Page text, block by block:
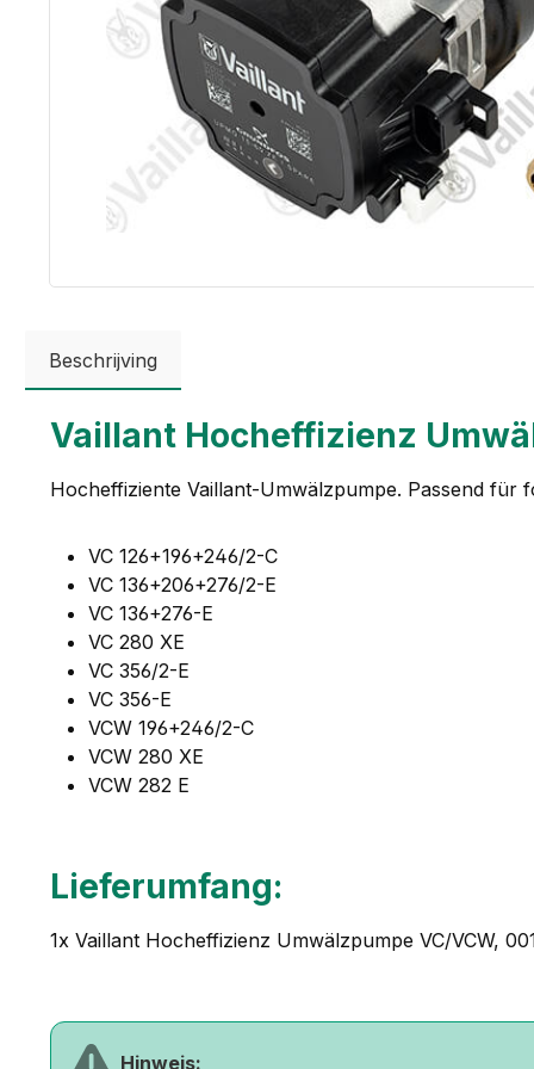
Beschrijving
Vaillant Hocheffizienz
Hocheffiziente Vaillant-Umwälzpumpe. Passend für
VC 126+196+246/2-C
VC 136+206+276/2-E
VC 136+276-E
VC 280 XE
VC 356/2-E
VC 356-E
VCW 196+246/2-C
VCW 280 XE
VCW 282 E
Lieferumfang:
1x Vaillant Hocheffizienz Umwälzpumpe VC/VCW,
Hinweis: